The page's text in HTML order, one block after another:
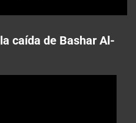
caída de Bashar Al-